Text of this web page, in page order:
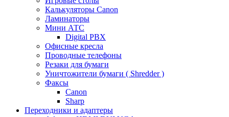
Калькуляторы Canon
Ламинаторы
Мини АТС
Digital PBX
Офисные кресла
Проводные телефоны
Резаки для бумаги
Уничтожители бумаги ( Shredder )
Факсы
Canon
Sharp
Переходники и адаптеры